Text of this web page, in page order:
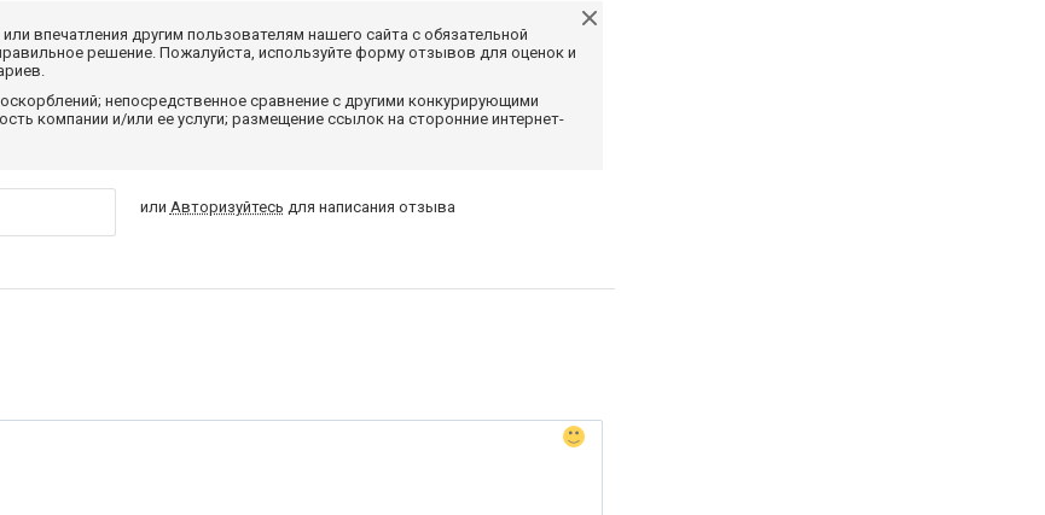
впечатления другим пользователям нашего сайта с обязательной
решение. Пожалуйста, используйте форму отзывов для оценок и
непосредственное сравнение с другими конкурирующими
компании и/или ее услуги; размещение ссылок на сторонние интернет-
или Авторизуйтесь для написания отзыва